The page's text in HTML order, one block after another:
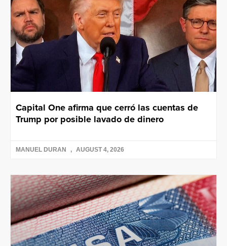
Capital One afirma que cerró las cuentas de
Trump por posible lavado de dinero
MANUEL DURAN AUGUST 4, 2026